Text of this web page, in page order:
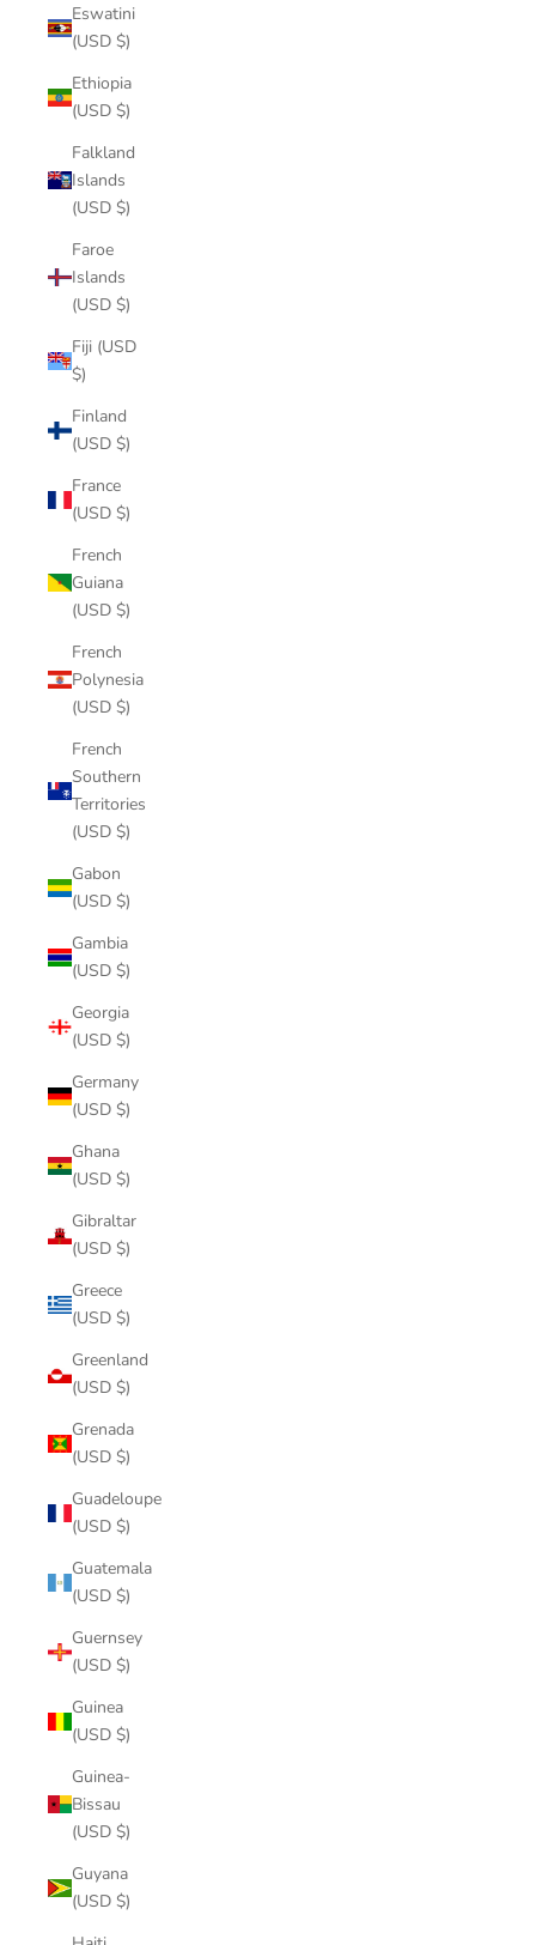
Eswatini
(USD $)
Ethiopia
(USD $)
Falkland
Islands
(USD $)
Faroe
Islands
(USD $)
Fiji (USD
$)
Finland
(USD $)
France
(USD $)
French
Guiana
(USD $)
French
Polynesia
(USD $)
French
Southern
Territories
(USD $)
Gabon
(USD $)
Gambia
(USD $)
Georgia
(USD $)
Germany
(USD $)
Ghana
(USD $)
Gibraltar
(USD $)
Greece
(USD $)
Greenland
(USD $)
Grenada
(USD $)
Guadeloupe
(USD $)
Guatemala
(USD $)
Guernsey
(USD $)
Guinea
(USD $)
Guinea-
Bissau
(USD $)
Guyana
(USD $)